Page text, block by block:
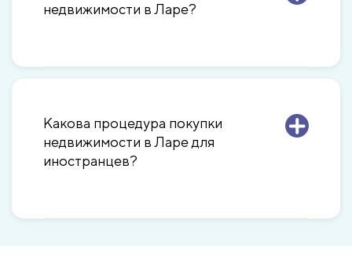
недвижимости в Ларе?
Какова процедура покупки
недвижимости в Ларе для
иностранцев?